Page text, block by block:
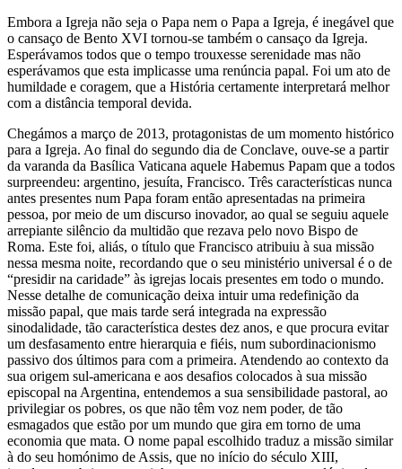
Embora a Igreja não seja o Papa nem o Papa a Igreja, é inegável que
o cansaço de Bento XVI tornou-se também o cansaço da Igreja.
Esperávamos todos que o tempo trouxesse serenidade mas não
esperávamos que esta implicasse uma renúncia papal. Foi um ato de
humildade e coragem, que a História certamente interpretará melhor
com a distância temporal devida.
Chegámos a março de 2013, protagonistas de um momento histórico
para a Igreja. Ao final do segundo dia de Conclave, ouve-se a partir
da varanda da Basílica Vaticana aquele Habemus Papam que a todos
surpreendeu: argentino, jesuíta, Francisco. Três características nunca
antes presentes num Papa foram então apresentadas na primeira
pessoa, por meio de um discurso inovador, ao qual se seguiu aquele
arrepiante silêncio da multidão que rezava pelo novo Bispo de
Roma. Este foi, aliás, o título que Francisco atribuiu à sua missão
nessa mesma noite, recordando que o seu ministério universal é o de
“presidir na caridade” às igrejas locais presentes em todo o mundo.
Nesse detalhe de comunicação deixa intuir uma redefinição da
missão papal, que mais tarde será integrada na expressão
sinodalidade, tão característica destes dez anos, e que procura evitar
um desfasamento entre hierarquia e fiéis, num subordinacionismo
passivo dos últimos para com a primeira. Atendendo ao contexto da
sua origem sul-americana e aos desafios colocados à sua missão
episcopal na Argentina, entendemos a sua sensibilidade pastoral, ao
privilegiar os pobres, os que não têm voz nem poder, de tão
esmagados que estão por um mundo que gira em torno de uma
economia que mata. O nome papal escolhido traduz a missão similar
à do seu homónimo de Assis, que no início do século XIII,